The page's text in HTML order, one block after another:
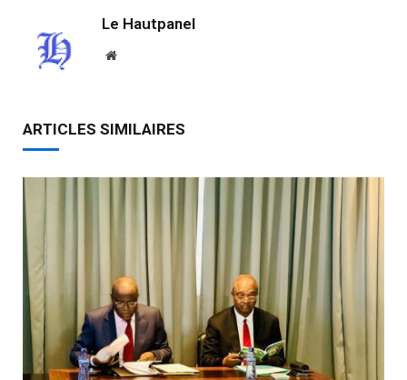
Le Hautpanel
Website
ARTICLES SIMILAIRES